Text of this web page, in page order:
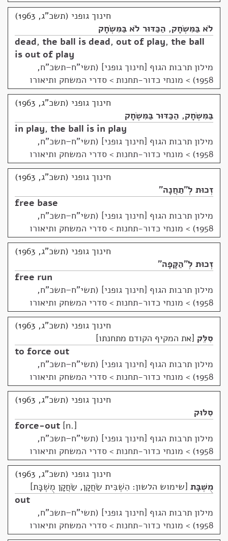
חינוך גופני (תשכ"ג, 1963)
לֹא בַּמִּשְׂחָק, הַכַּדּוּר לֹא בַּמִּשְׂחָק
dead, the ball is dead, out of play, the ball
is out of play
מילון תרבות הגוף [חינוך גופני] (תשי"ח–תשכ"ח,
1958)
> מונחי כדור-תחנות > סדרי המשחק ותיאורו
חינוך גופני (תשכ"ג, 1963)
בַּמִּשְׂחָק, הַכַּדּוּר בַּמִּשְׂחָק
in play, the ball is in play
מילון תרבות הגוף [חינוך גופני] (תשי"ח–תשכ"ח,
1958)
> מונחי כדור-תחנות > סדרי המשחק ותיאורו
חינוך גופני (תשכ"ג, 1963)
זְכוּת לְ"תַחֲנָה"
free base
מילון תרבות הגוף [חינוך גופני] (תשי"ח–תשכ"ח,
1958)
> מונחי כדור-תחנות > סדרי המשחק ותיאורו
חינוך גופני (תשכ"ג, 1963)
זְכוּת לְ"הַקָּפָה"
free run
מילון תרבות הגוף [חינוך גופני] (תשי"ח–תשכ"ח,
1958)
> מונחי כדור-תחנות > סדרי המשחק ותיאורו
חינוך גופני (תשכ"ג, 1963)
סִלֵּק את המקיף הקודם מתחנתו
to force out
מילון תרבות הגוף [חינוך גופני] (תשי"ח–תשכ"ח,
1958)
> מונחי כדור-תחנות > סדרי המשחק ותיאורו
חינוך גופני (תשכ"ג, 1963)
סִלּוּק
force-out n.
מילון תרבות הגוף [חינוך גופני] (תשי"ח–תשכ"ח,
1958)
> מונחי כדור-תחנות > סדרי המשחק ותיאורו
חינוך גופני (תשכ"ג, 1963)
מֻשְׁבָּת שימוש הלשון: הִשְׁבִּית שַׂחֲקָן, שַׂחֲקָן מֻשְׁבָּת
out
מילון תרבות הגוף [חינוך גופני] (תשי"ח–תשכ"ח,
1958)
> מונחי כדור-תחנות > סדרי המשחק ותיאורו